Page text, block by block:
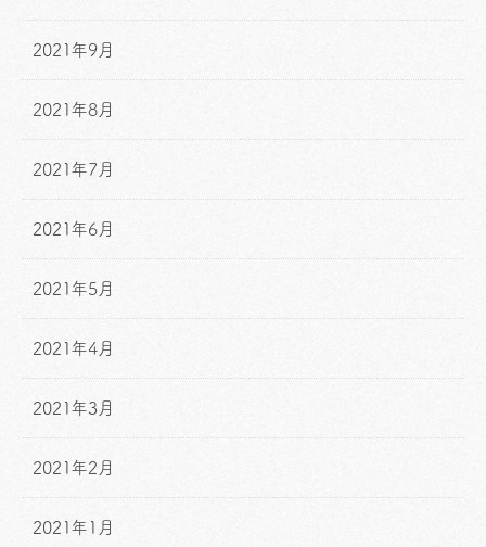
2021年9月
2021年8月
2021年7月
2021年6月
2021年5月
2021年4月
2021年3月
2021年2月
2021年1月